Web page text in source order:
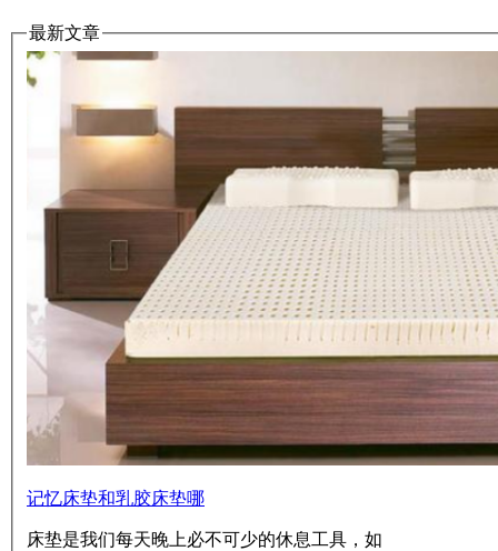
最新文章
记忆床垫和乳胶床垫哪
床垫是我们每天晚上必不可少的休息工具，如